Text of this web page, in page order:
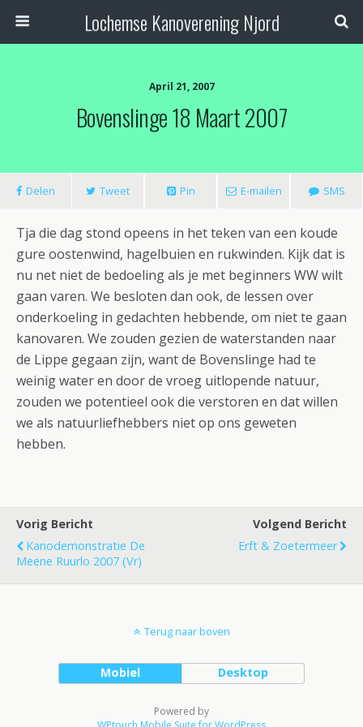
Lochemse Kanoverening Njord
April 21, 2007
Bovenslinge 18 Maart 2007
Delen Tweet Pin E-mailen SMS
Tja die dag stond opeens in het teken van een koude
gure oostenwind, hagelbuien en rukwinden. Kijk dat is
nu net niet de bedoeling als je met beginners WW wilt
gaan varen. We besloten dan ook, de lessen over
onderkoeling in gedachten hebbende, om niet te gaan
kanovaren. We zouden gezien de waterstanden naar
de Lippe gegaan zijn, want de Bovenslinge had te
weinig water en door de vroeg uitlopende natuur,
zouden we potentieel ook die verstoren en dat willen
we als natuurliefhebbers niet op ons geweten
hebben.
Vorig Bericht
Kanodemonstratie De
Meene Ruurlo 2007 (vr)
Volgend Bericht
Erft & Zoetermeer
Terug naar boven
Mobiel Desktop
Powered by